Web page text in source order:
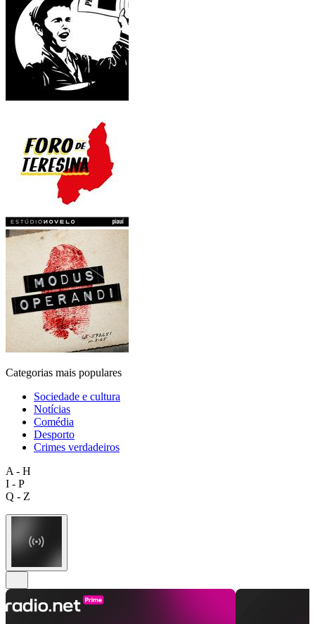
Categorias mais populares
Sociedade e cultura
Notícias
Comédia
Desporto
Crimes verdadeiros
A - H
I - P
Q - Z